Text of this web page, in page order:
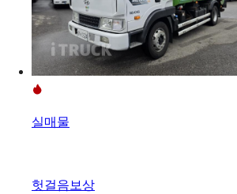
실매물
헛걸음보상